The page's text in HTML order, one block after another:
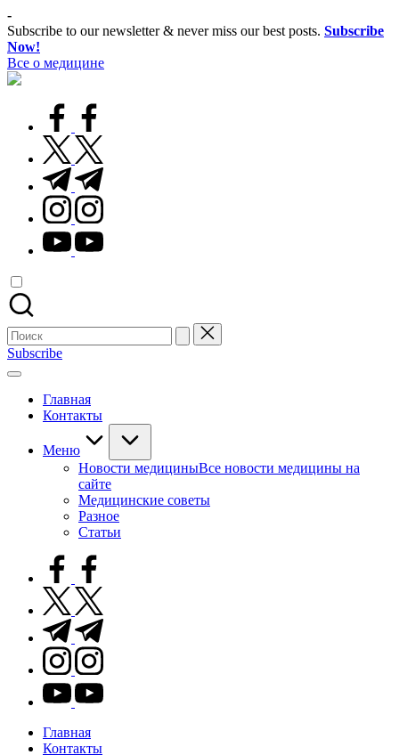
Перейти
к
содержимому
-
Subscribe to our newsletter & never miss our best posts. Subscribe
Now!
Все о медицине
Лечитесь
facebook.com
twitter.com
t.me
instagram.com
youtube.com
Поиск
для:
Subscribe
Главная
Контакты
Меню
Новости медициныВсе новости медицины на
сайте
Медицинские советы
Разное
Статьи
facebook.com
twitter.com
t.me
instagram.com
youtube.com
Главная
Контакты